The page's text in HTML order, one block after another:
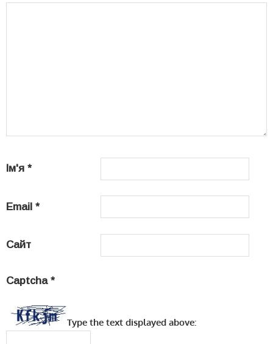
Ім'я *
Email *
Сайт
Captcha *
Type the text displayed above: